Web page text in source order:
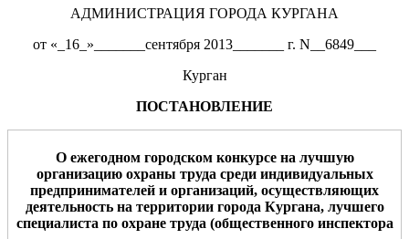
АДМИНИСТРАЦИЯ ГОРОДА КУРГАНА
от «_16_»_______сентября 2013_______ г. N__6849___
Курган
ПОСТАНОВЛЕНИЕ
О ежегодном городском конкурсе на лучшую
организацию охраны труда среди индивидуальных
предпринимателей и организаций, осуществляющих
деятельность на территории города Кургана, лучшего
специалиста по охране труда (общественного инспектора